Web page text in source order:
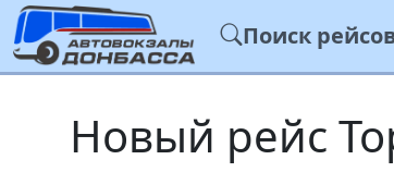
Поиск
Новый рейс